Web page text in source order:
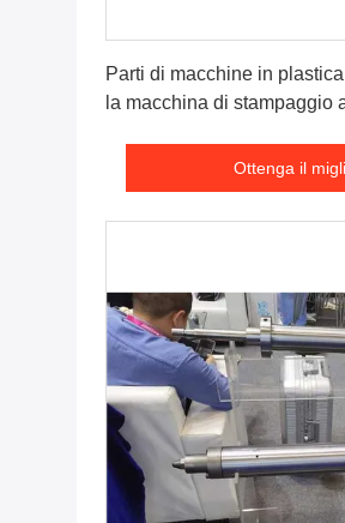
Parti di macchine in
la macchina di stampaggio
Ottenga il